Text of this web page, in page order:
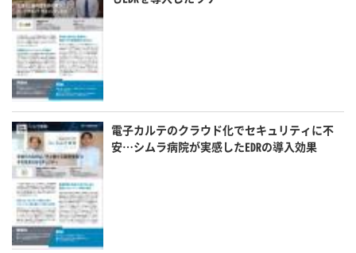
電子カルテのクラウド化でセキュリティに不
安…シムラ病院が実感したEDRの導入効果